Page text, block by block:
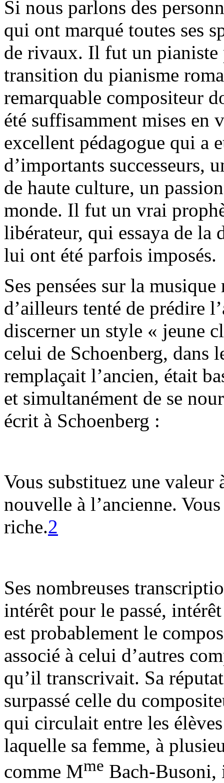
Si nous parlons des
qui ont marqué toutes ses
de rivaux. Il fut un
transition du pianisme
remarquable compositeur
été suffisamment mises en
excellent pédagogue qui a
d’importants successeurs,
de haute culture, un
monde. Il fut un vrai
libérateur, qui essaya de la
lui ont été parfois imposés.
Ses pensées sur la
d’ailleurs tenté de prédire
discerner un style « jeune
celui de Schoenberg, dans
remplaçait l’ancien, était
et simultanément de se
écrit à Schoenberg :
Vous substituez une valeur
nouvelle à l’ancienne.
riche.2
Ses nombreuses
intérêt pour le passé,
est probablement le
associé à celui d’autres
qu’il transcrivait. Sa
surpassé celle du
qui circulait entre les
laquelle sa femme, à
comme Mme Bach-Busoni,